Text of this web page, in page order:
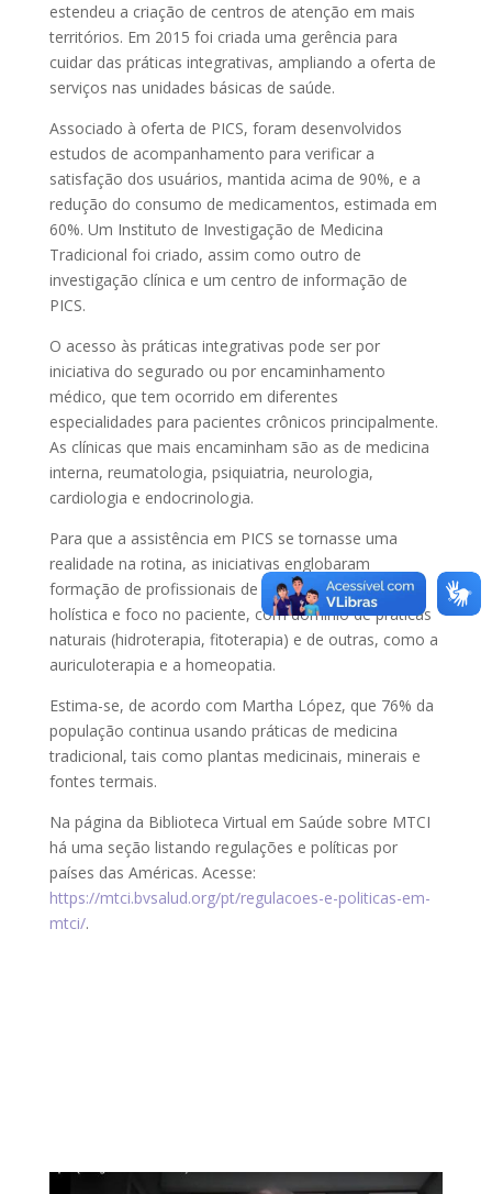
estendeu a criação de centros de atenção em mais
territórios. Em 2015 foi criada uma gerência para
cuidar das práticas integrativas, ampliando a oferta de
serviços nas unidades básicas de saúde.
Associado à oferta de PICS, foram desenvolvidos
estudos de acompanhamento para verificar a
satisfação dos usuários, mantida acima de 90%, e a
redução do consumo de medicamentos, estimada em
60%. Um Instituto de Investigação de Medicina
Tradicional foi criado, assim como outro de
investigação clínica e um centro de informação de
PICS.
O acesso às práticas integrativas pode ser por
iniciativa do segurado ou por encaminhamento
médico, que tem ocorrido em diferentes
especialidades para pacientes crônicos principalmente.
As clínicas que mais encaminham são as de medicina
interna, reumatologia, psiquiatria, neurologia,
cardiologia e endocrinologia.
Para que a assistência em PICS se tornasse uma
realidade na rotina, as iniciativas englobaram
formação de profissionais de saúde com visão
holística e foco no paciente, com domínio de práticas
naturais (hidroterapia, fitoterapia) e de outras, como a
auriculoterapia e a homeopatia.
Estima-se, de acordo com Martha López, que 76% da
população continua usando práticas de medicina
tradicional, tais como plantas medicinais, minerais e
fontes termais.
Na página da Biblioteca Virtual em Saúde sobre MTCI
há uma seção listando regulações e políticas por
países das Américas. Acesse:
https://mtci.bvsalud.org/pt/regulacoes-e-politicas-em-
mtci/.